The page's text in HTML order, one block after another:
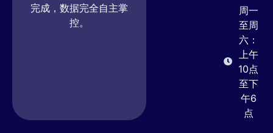
完成，数据完全自主掌
控。
周一
至周
六：
上午
10点
至下
午6
点